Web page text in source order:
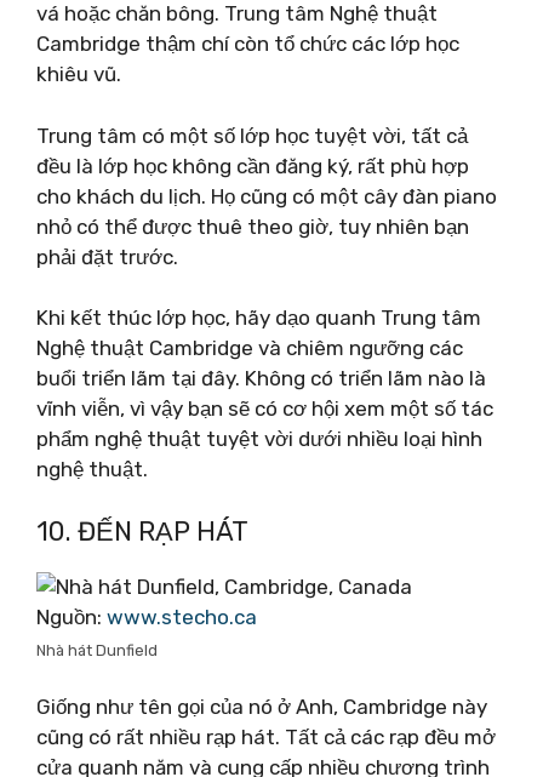
vá hoặc chăn bông. Trung tâm Nghệ thuật
Cambridge thậm chí còn tổ chức các lớp học
khiêu vũ.
Trung tâm có một số lớp học tuyệt vời, tất cả
đều là lớp học không cần đăng ký, rất phù hợp
cho khách du lịch. Họ cũng có một cây đàn piano
nhỏ có thể được thuê theo giờ, tuy nhiên bạn
phải đặt trước.
Khi kết thúc lớp học, hãy dạo quanh Trung tâm
Nghệ thuật Cambridge và chiêm ngưỡng các
buổi triển lãm tại đây. Không có triển lãm nào là
vĩnh viễn, vì vậy bạn sẽ có cơ hội xem một số tác
phẩm nghệ thuật tuyệt vời dưới nhiều loại hình
nghệ thuật.
10. ĐẾN RẠP HÁT
Nguồn: www.stecho.ca
Nhà hát Dunfield
Giống như tên gọi của nó ở Anh, Cambridge này
cũng có rất nhiều rạp hát. Tất cả các rạp đều mở
cửa quanh năm và cung cấp nhiều chương trình